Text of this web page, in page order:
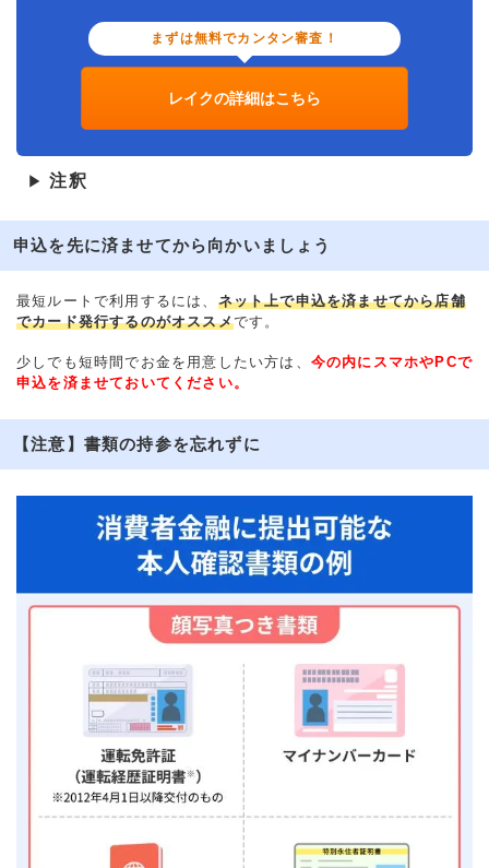
まずは無料でカンタン審査！
レイクの詳細はこちら
▶ 注釈
申込を先に済ませてから向かいましょう
最短ルートで利用するには、 ネット上で申込を済ませてから店舗
でカード発行するのがオススメです。
少しでも短時間でお金を用意したい方は、 今の内にスマホやPCで
申込を済ませておいてください。
【注意】書類の持参を忘れずに